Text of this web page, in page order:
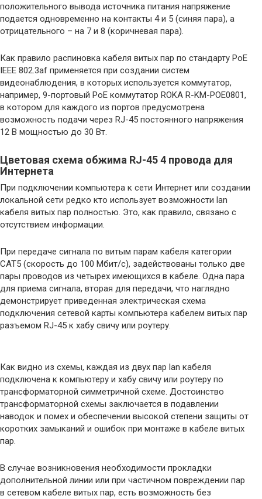
положительного вывода источника питания напряжение
подается одновременно на контакты 4 и 5 (синяя пара), а
отрицательного – на 7 и 8 (коричневая пара).
Как правило распиновка кабеля витых пар по стандарту PoE
IEEE 802.3af применяется при создании систем
видеонаблюдения, в которых используется коммутатор,
например, 9-портовый PoE коммутатор ROKA R-KM-POE0801,
в котором для каждого из портов предусмотрена
возможность подачи через RJ-45 постоянного напряжения
12 В мощностью до 30 Вт.
Цветовая схема обжима RJ-45 4 провода для
Интернета
При подключении компьютера к сети Интернет или создании
локальной сети редко кто использует возможности lan
кабеля витых пар полностью. Это, как правило, связано с
отсутствием информации.
При передаче сигнала по витым парам кабеля категории
САТ5 (скорость до 100 Мбит/с), задействованы только две
пары проводов из четырех имеющихся в кабеле. Одна пара
для приема сигнала, вторая для передачи, что наглядно
демонстрирует приведенная электрическая схема
подключения сетевой карты компьютера кабелем витых пар
разъемом RJ-45 к хабу свичу или роутеру.
Как видно из схемы, каждая из двух пар lan кабеля
подключена к компьютеру и хабу свичу или роутеру по
трансформаторной симметричной схеме. Достоинство
трансформаторной схемы заключается в подавлении
наводок и помех и обеспечении высокой степени защиты от
коротких замыканий и ошибок при монтаже в кабеле витых
пар.
В случае возникновения необходимости прокладки
дополнительной линии или при частичном повреждении пар
в сетевом кабеле витых пар, есть возможность без